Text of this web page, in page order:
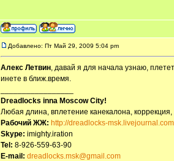
Добавлено: Пт Май 29, 2009 5:04 pm
Алекс Летвин, давай я для начала узнаю,
инете в ближ.время.
Dreadlocks inna Moscow Сity!
Любая длина, вплетение канекалона,
Рабочий ЖЖ: http://dreadlocks-
Skype: imighty.iration
Tel: 8-926-559-63-90
E-mail: dreadlocks.msk@gmail.com